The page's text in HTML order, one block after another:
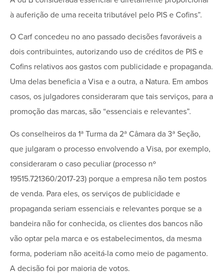
à auferição de uma receita tributável pelo PIS e Cofins”.
O Carf concedeu no ano passado decisões favoráveis a
dois contribuintes, autorizando uso de créditos de PIS e
Cofins relativos aos gastos com publicidade e propaganda.
Uma delas beneficia a Visa e a outra, a Natura. Em ambos
casos, os julgadores consideraram que tais serviços, para a
promoção das marcas, são “essenciais e relevantes”.
Os conselheiros da 1ª Turma da 2ª Câmara da 3ª Seção,
que julgaram o processo envolvendo a Visa, por exemplo,
consideraram o caso peculiar (processo nº
19515.721360/2017-23) porque a empresa não tem postos
de venda. Para eles, os serviços de publicidade e
propaganda seriam essenciais e relevantes porque se a
bandeira não for conhecida, os clientes dos bancos não
vão optar pela marca e os estabelecimentos, da mesma
forma, poderiam não aceitá-la como meio de pagamento.
A decisão foi por maioria de votos.